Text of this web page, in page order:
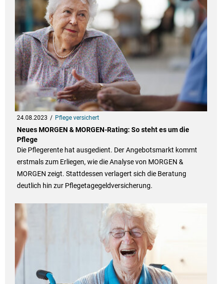
24.08.2023 Pflege versichert
Neues MORGEN & MORGEN-Rating: So steht es um die
Pflege
Die Pflegerente hat ausgedient. Der Angebotsmarkt kommt
erstmals zum Erliegen, wie die Analyse von MORGEN &
MORGEN zeigt. Stattdessen verlagert sich die Beratung
deutlich hin zur Pflegetagegeldversicherung.